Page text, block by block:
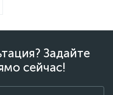
Задайте
сейчас!